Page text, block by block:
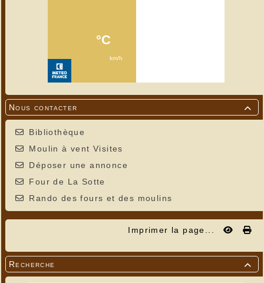

Nous contacter
Bibliothèque
Moulin à vent Visites
Déposer une annonce
Four de La Sotte
Rando des fours et des moulins
Imprimer la page...

Recherche